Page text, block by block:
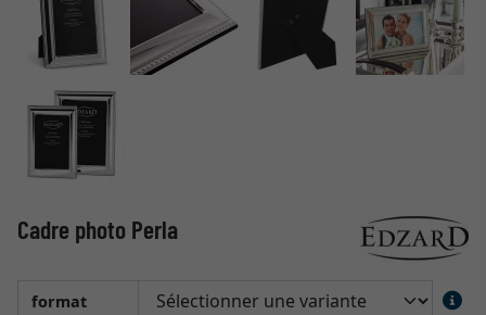
Cadre photo Perla
format